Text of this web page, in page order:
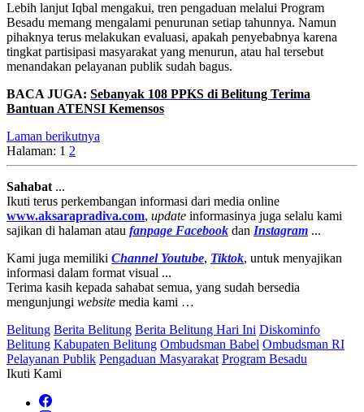
Lebih lanjut Iqbal mengakui, tren pengaduan melalui Program
Besadu memang mengalami penurunan setiap tahunnya. Namun
pihaknya terus melakukan evaluasi, apakah penyebabnya karena
tingkat partisipasi masyarakat yang menurun, atau hal tersebut
menandakan pelayanan publik sudah bagus.
BACA JUGA: Sebanyak 108 PPKS di Belitung Terima
Bantuan ATENSI Kemensos
Laman berikutnya
Halaman: 1 2
Sahabat ...
Ikuti terus perkembangan informasi dari media online
www.aksarapradiva.com, update informasinya juga selalu kami
sajikan di halaman atau fanpage Facebook dan Instagram ...
Kami juga memiliki Channel Youtube, Tiktok, untuk menyajikan
informasi dalam format visual ...
Terima kasih kepada sahabat semua, yang sudah bersedia
mengunjungi website media kami …
Belitung Berita Belitung Berita Belitung Hari Ini Diskominfo
Belitung Kabupaten Belitung Ombudsman Babel Ombudsman RI
Pelayanan Publik Pengaduan Masyarakat Program Besadu
Ikuti Kami